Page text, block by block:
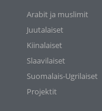
Arabit ja muslimit
Juutalaiset
Kiinalaiset
Slaavilaiset
Suomalais-Ugrilaiset
Projektit